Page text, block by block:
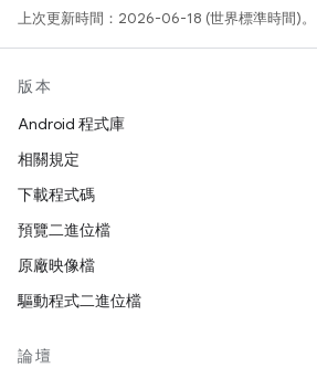
上次更新時間：2026-06-18 (世界標準時間)。
版本
Android 程式庫
相關規定
下載程式碼
預覽二進位檔
原廠映像檔
驅動程式二進位檔
論壇